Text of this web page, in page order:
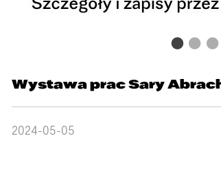
Wystawa prac Sary
2024-05-05